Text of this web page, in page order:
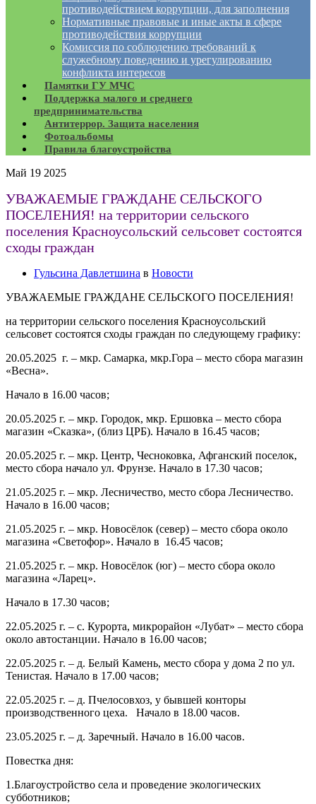
противодействием коррупции, для заполнения
Нормативные правовые и иные акты в сфере
противодействия коррупции
Комиссия по соблюдению требований к
служебному поведению и урегулированию
конфликта интересов
Памятки ГУ МЧС
Поддержка малого и среднего
предпринимательства
Антитеррор. Защита населения
Фотоальбомы
Правила благоустройства
Май 19 2025
УВАЖАЕМЫЕ ГРАЖДАНЕ СЕЛЬСКОГО
ПОСЕЛЕНИЯ! на территории сельского
поселения Красноусольский сельсовет состоятся
сходы граждан
Гульсина Давлетшина в Новости
УВАЖАЕМЫЕ ГРАЖДАНЕ СЕЛЬСКОГО ПОСЕЛЕНИЯ!
на территории сельского поселения Красноусольский
сельсовет состоятся сходы граждан по следующему графику:
20.05.2025 г. – мкр. Самарка, мкр.Гора – место сбора магазин
«Весна».
Начало в 16.00 часов;
20.05.2025 г. – мкр. Городок, мкр. Ершовка – место сбора
магазин «Сказка», (близ ЦРБ). Начало в 16.45 часов;
20.05.2025 г. – мкр. Центр, Чесноковка, Афганский поселок,
место сбора начало ул. Фрунзе. Начало в 17.30 часов;
21.05.2025 г. – мкр. Лесничество, место сбора Лесничество.
Начало в 16.00 часов;
21.05.2025 г. – мкр. Новосёлок (север) – место сбора около
магазина «Светофор». Начало в 16.45 часов;
21.05.2025 г. – мкр. Новосёлок (юг) – место сбора около
магазина «Ларец».
Начало в 17.30 часов;
22.05.2025 г. – с. Курорта, микрорайон «Лубат» – место сбора
около автостанции. Начало в 16.00 часов;
22.05.2025 г. – д. Белый Камень, место сбора у дома 2 по ул.
Тенистая. Начало в 17.00 часов;
22.05.2025 г. – д. Пчелосовхоз, у бывшей конторы
производственного цеха. Начало в 18.00 часов.
23.05.2025 г. – д. Заречный. Начало в 16.00 часов.
Повестка дня:
1.Благоустройство села и проведение экологических
субботников;